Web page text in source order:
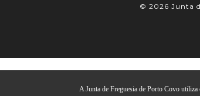
© 2026 Junta
A Junta de Freguesia de Porto Covo utiliza